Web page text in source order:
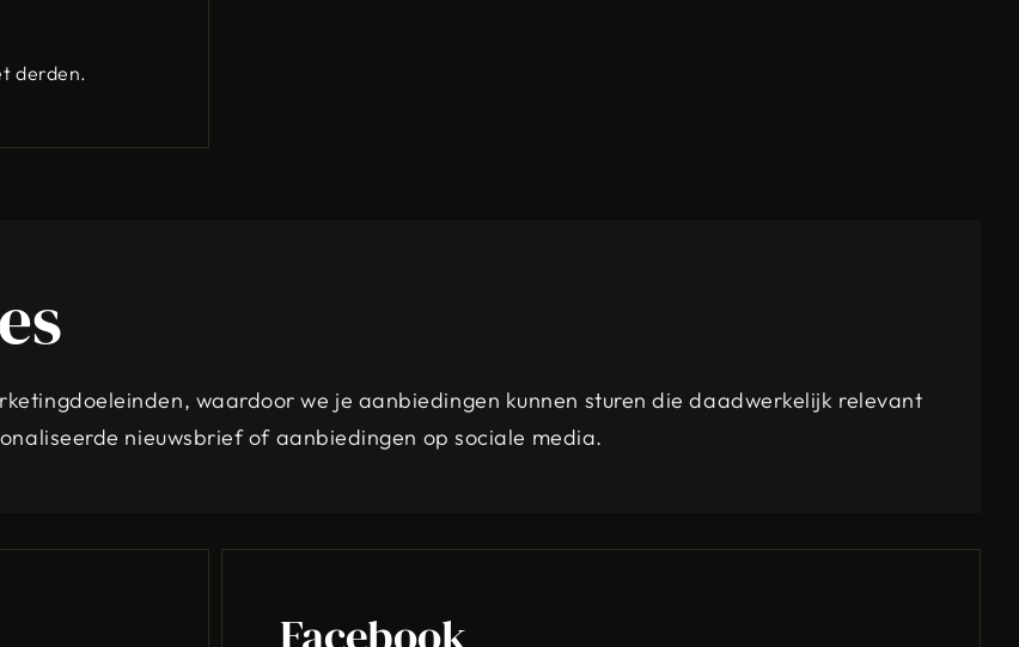
derden.
waardoor we je aanbiedingen kunnen sturen die daadwerkelijk relevant
nieuwsbrief of aanbiedingen op sociale media.
Facebook